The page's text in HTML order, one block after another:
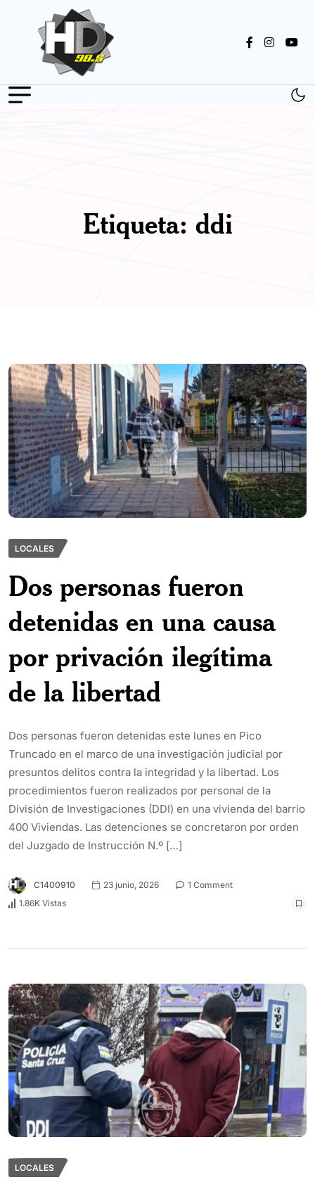
Etiqueta: ddi
LOCALES
Dos personas fueron
detenidas en una causa
por privación ilegítima
de la libertad
Dos personas fueron detenidas este lunes en Pico
Truncado en el marco de una investigación judicial por
presuntos delitos contra la integridad y la libertad. Los
procedimientos fueron realizados por personal de la
División de Investigaciones (DDI) en una vivienda del barrio
400 Viviendas. Las detenciones se concretaron por orden
del Juzgado de Instrucción N.º […]
C1400910 23 junio, 2026
1 Comment
1.86K Vistas
LOCALES